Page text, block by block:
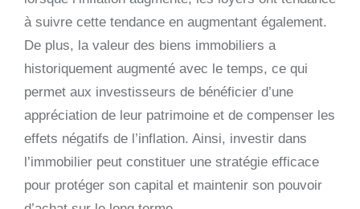
à suivre cette tendance en augmentant également.
De plus, la valeur des biens immobiliers a
historiquement augmenté avec le temps, ce qui
permet aux investisseurs de bénéficier d’une
appréciation de leur patrimoine et de compenser les
effets négatifs de l’inflation. Ainsi, investir dans
l’immobilier peut constituer une stratégie efficace
pour protéger son capital et maintenir son pouvoir